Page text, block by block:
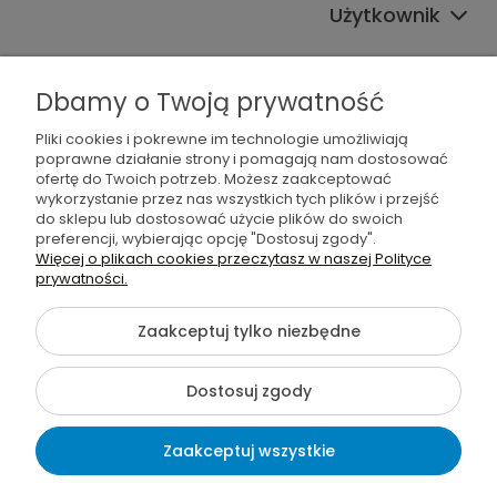
Użytkownik
Pomoc
Oferta
Sprawdź również
©2026 Wszelkie Prawa Zastrzeżone | Furgo.pl
Szablon Flex byEcommercy
Pokaż pełną wersję strony
Sklep internetowy Shoper Premium
Dbamy o Twoją prywatność
Pliki cookies i pokrewne im technologie umożliwiają
poprawne działanie strony i pomagają nam dostosować
ofertę do Twoich potrzeb. Możesz zaakceptować
wykorzystanie przez nas wszystkich tych plików i przejść
do sklepu lub dostosować użycie plików do swoich
preferencji, wybierając opcję "Dostosuj zgody".
Więcej o plikach cookies przeczytasz w naszej Polityce
prywatności.
Zaakceptuj tylko niezbędne
Dostosuj zgody
Zaakceptuj wszystkie